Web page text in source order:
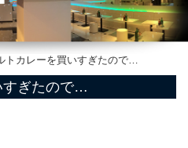
トカレーを買いすぎたので…
すぎたので…